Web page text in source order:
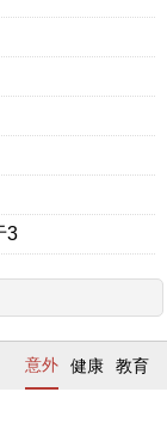
3
意外 健康 教育